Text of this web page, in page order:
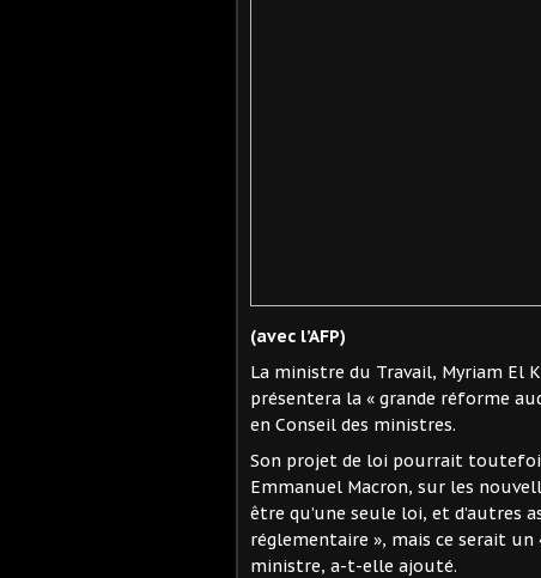
(avec l’AFP)
La ministre du Travail, Myriam El
présentera la « grande réforme
en Conseil des ministres.
Son projet de loi pourrait
Emmanuel Macron, sur les
être qu’une seule loi, et d’autres
réglementaire », mais ce serait
ministre, a-t-elle ajouté.